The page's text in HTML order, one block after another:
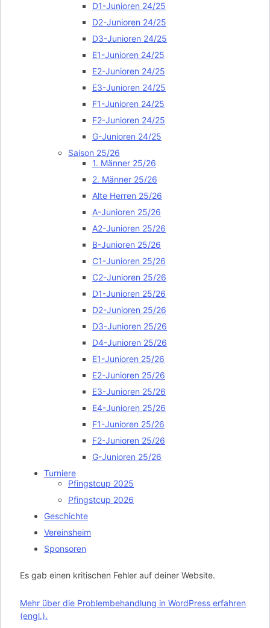
D1-Junioren 24/25
D2-Junioren 24/25
D3-Junioren 24/25
E1-Junioren 24/25
E2-Junioren 24/25
E3-Junioren 24/25
F1-Junioren 24/25
F2-Junioren 24/25
G-Junioren 24/25
Saison 25/26
1. Männer 25/26
2. Männer 25/26
Alte Herren 25/26
A-Junioren 25/26
A2-Junioren 25/26
B-Junioren 25/26
C1-Junioren 25/26
C2-Junioren 25/26
D1-Junioren 25/26
D2-Junioren 25/26
D3-Junioren 25/26
D4-Junioren 25/26
E1-Junioren 25/26
E2-Junioren 25/26
E3-Junioren 25/26
E4-Junioren 25/26
F1-Junioren 25/26
F2-Junioren 25/26
G-Junioren 25/26
Turniere
Pfingstcup 2025
Pfingstcup 2026
Geschichte
Vereinsheim
Sponsoren
Es gab einen kritischen Fehler auf deiner Website.
Mehr über die Problembehandlung in WordPress erfahren
(engl.).